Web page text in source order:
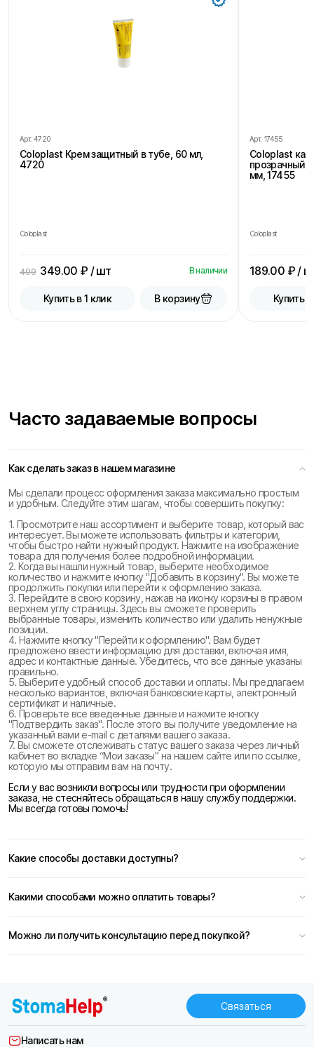
Арт. 4720
Coloplast Крем защитный в тубе, 60 мл,
4720
Coloplast
499 349.00 ₽ / шт В наличии
Купить в 1 клик В корзину
Арт. 17455
Coloplast
прозрачный,
мм, 17455
Coloplast
189.00 ₽ /
Купить в
Часто задаваемые вопросы
Как сделать заказ в нашем магазине
Мы сделали процесс оформления заказа максимально простым
и удобным. Следуйте этим шагам, чтобы совершить покупку:
1. Просмотрите наш ассортимент и выберите товар, который вас
интересует. Вы можете использовать фильтры и категории,
чтобы быстро найти нужный продукт. Нажмите на изображение
товара для получения более подробной информации.
2. Когда вы нашли нужный товар, выберите необходимое
количество и нажмите кнопку "Добавить в корзину". Вы можете
продолжить покупки или перейти к оформлению заказа.
3. Перейдите в свою корзину, нажав на иконку корзины в правом
верхнем углу страницы. Здесь вы сможете проверить
выбранные товары, изменить количество или удалить ненужные
позиции.
4. Нажмите кнопку "Перейти к оформлению". Вам будет
предложено ввести информацию для доставки, включая имя,
адрес и контактные данные. Убедитесь, что все данные указаны
правильно.
5. Выберите удобный способ доставки и оплаты. Мы предлагаем
несколько вариантов, включая банковские карты, электронный
сертификат и наличные.
6. Проверьте все введенные данные и нажмите кнопку
"Подтвердить заказ". После этого вы получите уведомление на
указанный вами e-mail с деталями вашего заказа.
7. Вы сможете отслеживать статус вашего заказа через личный
кабинет во вкладке “Мои заказы” на нашем сайте или по ссылке,
которую мы отправим вам на почту.
Если у вас возникли вопросы или трудности при оформлении
заказа, не стесняйтесь обращаться в нашу службу поддержки.
Мы всегда готовы помочь!
Какие способы доставки доступны?
Какими способами можно оплатить товары?
Можно ли получить консультацию перед покупкой?
Связаться
Написать нам